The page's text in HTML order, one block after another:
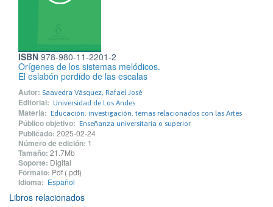
ISBN 978-980-11-2201-2
Orígenes de los sistemas melódicos.
El eslabón perdido de las escalas
Autor: Saavedra Vásquez, Rafael José
Editorial: Universidad de Los Andes
Materia: Educación. investigación. temas relacionados con las Artes
Público objetivo: Enseñanza universitaria o superior
Publicado: 2025-02-24
Número de edición: 1
Tamaño: 21.7Mb
Soporte: Digital
Formato: Pdf (.pdf)
Idioma: Español
Libros relacionados